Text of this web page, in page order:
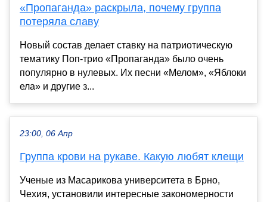
«Пропаганда» раскрыла, почему группа
потеряла славу
Новый состав делает ставку на патриотическую
тематику Поп-трио «Пропаганда» было очень
популярно в нулевых. Их песни «Мелом», «Яблоки
ела» и другие з...
23:00, 06 Апр
Группа крови на рукаве. Какую любят клещи
Ученые из Масарикова университета в Брно,
Чехия, установили интересные закономерности